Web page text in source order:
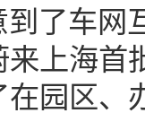
了车网
上海首
园区、